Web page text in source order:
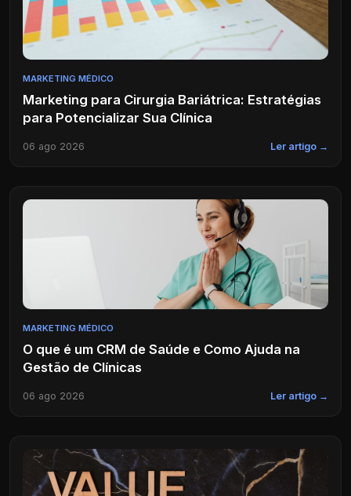
MARKETING MÉDICO
Marketing para Cirurgia Bariátrica: Estratégias
para Potencializar Sua Clínica
06 ago 2026 Ler artigo →
MARKETING MÉDICO
O que é um CRM de Saúde e Como Ajuda na
Gestão de Clínicas
06 ago 2026 Ler artigo →